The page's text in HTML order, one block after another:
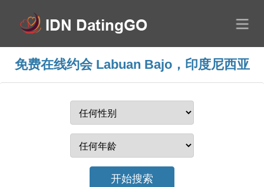
免费在线约会 Labuan Bajo，印度尼西亚